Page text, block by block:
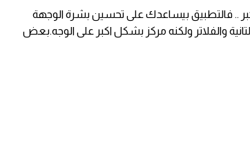
.. فالتطبيق بيساعدك على تحسين بشرة الوجهة
والفلاتر ولكنه مركز بشكل اكبر على الوجه.بعض